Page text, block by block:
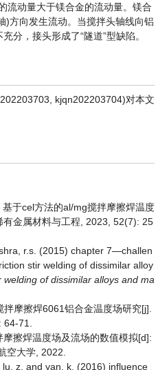
流动量大于镁合金的流动量。镁合
)方向发生流动。当搅拌头轴线向铝
分，接头形成了“隧道”型缺陷。
kjqn202203704)对本文
于cel方法的al/mg搅拌摩擦焊温度
金属材料与工程, 2023, 52(7): 25
r.s. (2015) chapter 7—challen
stir welding of dissimilar alloy
welding of dissimilar alloys and ma
摩擦焊6061铝合金温度场研究[j].
71.
擦焊温度场及流场的数值模拟[d]:
空大学, 2022.
z. and yan, k. (2016) influence